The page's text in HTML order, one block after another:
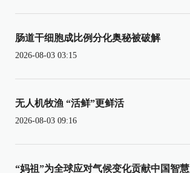
肠道干细胞成比例分化奥秘被破解
2026-08-03 03:15
无人机牧渔 “活鲜”更鲜活
2026-08-03 09:16
“妈祖”为全球应对气候变化贡献中国智慧